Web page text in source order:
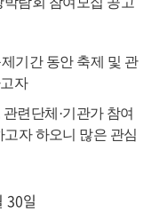
기간 동안 축제 및 관
자
련단체·기관가 참여
고자하오니 많은 관심
30일